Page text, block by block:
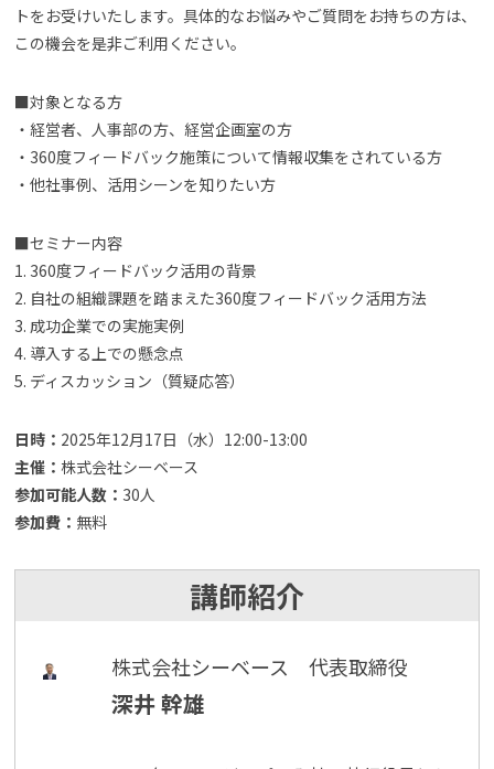
トをお受けいたします。具体的なお悩みやご質問をお持ちの方は、
この機会を是非ご利用ください。
■対象となる方
・経営者、人事部の方、経営企画室の方
・360度フィードバック施策について情報収集をされている方
・他社事例、活用シーンを知りたい方
■セミナー内容
1. 360度フィードバック活用の背景
2. 自社の組織課題を踏まえた360度フィードバック活用方法
3. 成功企業での実施実例
4. 導入する上での懸念点
5. ディスカッション（質疑応答）
日時： 2025年12月17日（水）12:00-13:00
主催： 株式会社シーベース
参加可能人数： 30人
参加費： 無料
講師紹介
株式会社シーベース 代表取締役
深井 幹雄